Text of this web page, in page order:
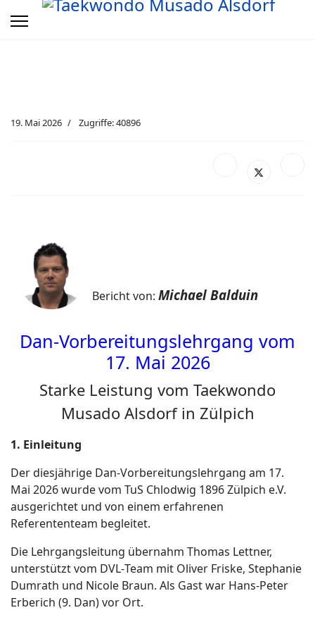
19. Mai 2026 Zugriffe: 40896
Bericht von: Michael Balduin
Dan‑Vorbereitungslehrgang vom
17. Mai 2026
Starke Leistung vom Taekwondo
Musado Alsdorf in Zülpich
1. Einleitung
Der diesjährige Dan‑Vorbereitungslehrgang am 17.
Mai 2026 wurde vom TuS Chlodwig 1896 Zülpich e.V.
ausgerichtet und von einem erfahrenen
Referententeam begleitet.
Die Lehrgangsleitung übernahm Thomas Lettner,
unterstützt vom DVL‑Team mit Oliver Friske, Stephanie
Dumrath und Nicole Braun. Als Gast war Hans‑Peter
Erberich (9. Dan) vor Ort.